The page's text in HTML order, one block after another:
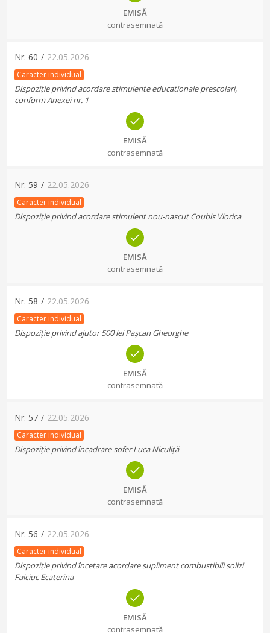
EMISĂ
contrasemnată
Nr. 60 / 22.05.2026
Caracter individual
Dispoziție privind acordare stimulente educationale prescolari,
conform Anexei nr. 1
EMISĂ
contrasemnată
Nr. 59 / 22.05.2026
Caracter individual
Dispoziție privind acordare stimulent nou-nascut Coubis Viorica
EMISĂ
contrasemnată
Nr. 58 / 22.05.2026
Caracter individual
Dispoziție privind ajutor 500 lei Pașcan Gheorghe
EMISĂ
contrasemnată
Nr. 57 / 22.05.2026
Caracter individual
Dispoziție privind încadrare sofer Luca Niculiță
EMISĂ
contrasemnată
Nr. 56 / 22.05.2026
Caracter individual
Dispoziție privind încetare acordare supliment combustibili solizi
Faiciuc Ecaterina
EMISĂ
contrasemnată